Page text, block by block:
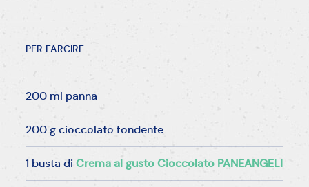
PER FARCIRE
200 ml panna
200 g cioccolato fondente
1 busta diCrema al gusto Cioccolato PANEANGELI